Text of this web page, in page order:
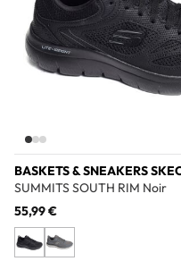
BASKETS & SNEAKERS
SUMMITS SOUTH RIM Noir
55,99 €